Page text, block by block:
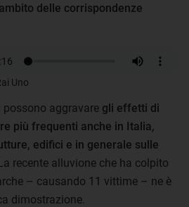
delle corrispondenze
Uno
aggravare gli effetti di
più frequenti anche in Italia,
edifici e in generale sulle
La recente alluvione che ha colpito
– causando 11 vittime – ne è
dimostrazione.